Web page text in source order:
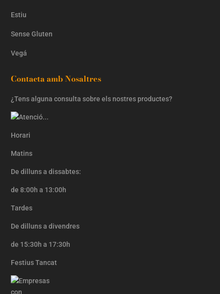
Estiu
Sense Gluten
Vegá
Contacta amb Nosaltres
¿Tens alguna consulta sobre els nostres productes?
Horari
Matins
De dilluns a dissabtes:
de 8:00h a 13:00h
Tardes
De dilluns a divendres
de 15:30h a 17:30h
Festius Tancat